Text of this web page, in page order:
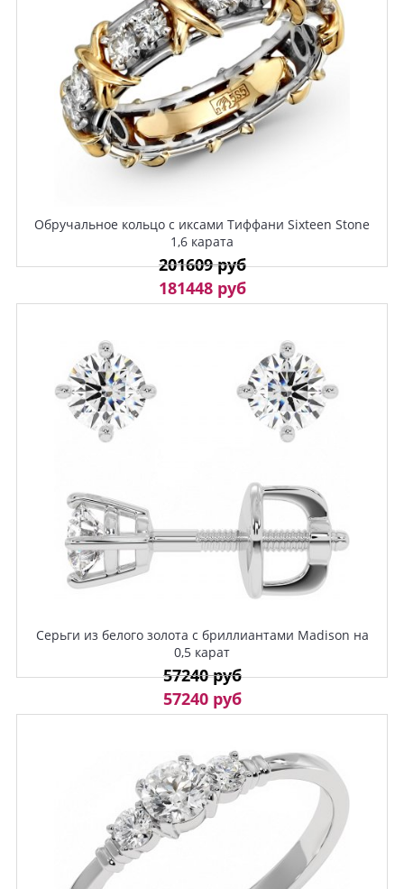
Обручальное кольцо с иксами Тиффани Sixteen Stone
1,6 карата
201609 руб
181448 руб
Серьги из белого золота с бриллиантами Madison на
0,5 карат
57240 руб
57240 руб